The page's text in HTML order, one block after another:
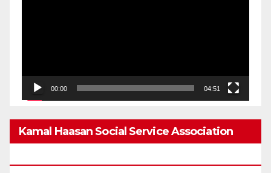
00:00 04:51
Kamal Haasan Social Service Association